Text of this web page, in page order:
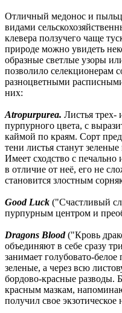
Отличный медонос и
видами
клевера ползучего чаще
природе можно увидеть
образные светлые узоры
позволило селекционерам
разноцветными
них:
Atropurpurea. Листья трех-
пурпурного цвета, с
каймой по краям. Сорт
тени листья станут
Имеет сходство с
в отличие от неё, его не
становится злостным
Good Luck ("Счастливый
пурпурным центром и
Dragons Blood("Кровь
объединяют в себе сразу
занимает голубовато-
зеленые, а через всю
бордово-красные разводы.
красным мазкам,
получил свое экзотическое